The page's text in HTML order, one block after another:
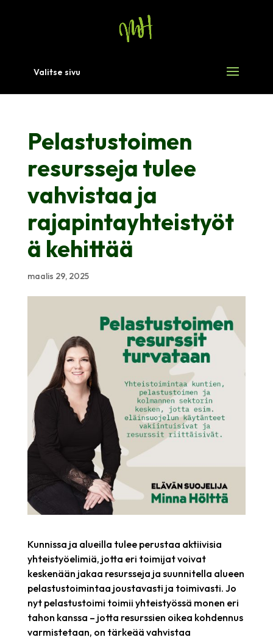
Valitse sivu
Pelastustoimen
resursseja tulee
vahvistaa ja
rajapintayhteistyöt
ä kehittää
maalis 29, 2025
Kunnissa ja alueilla tulee perustaa aktiivisia
yhteistyöelimiä, jotta eri toimijat voivat
keskenään jakaa resursseja ja suunnitella alueen
pelastustoimintaa joustavasti ja toimivasti. Jo
nyt pelastustoimi toimii yhteistyössä monen eri
tahon kanssa – jotta resurssien oikea kohdennus
varmistetaan, on tärkeää vahvistaa